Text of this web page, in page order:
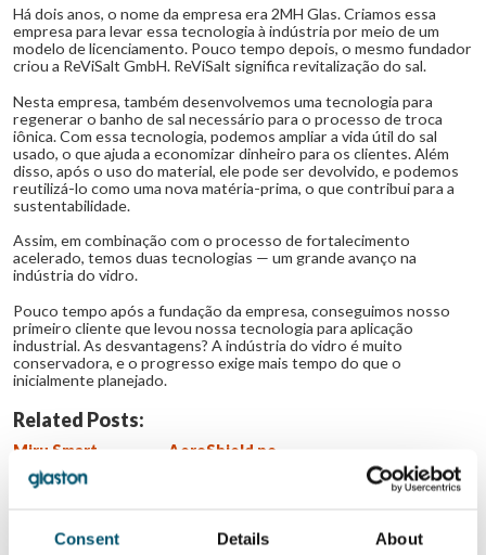
Consent Details About
Há dois anos, o nome da empresa era 2MH Glas. Criamos essa
empresa para levar essa tecnologia à indústria por meio de um
modelo de licenciamento. Pouco tempo depois, o mesmo fundador
criou a ReViSalt GmbH. ReViSalt significa revitalização do sal.
Nesta empresa, também desenvolvemos uma tecnologia para
regenerar o banho de sal necessário para o processo de troca
iônica. Com essa tecnologia, podemos ampliar a vida útil do sal
usado, o que ajuda a economizar dinheiro para os clientes. Além
disso, após o uso do material, ele pode ser devolvido, e podemos
reutilizá-lo como uma nova matéria-prima, o que contribui para a
sustentabilidade.
Assim, em combinação com o processo de fortalecimento
acelerado, temos duas tecnologias — um grande avanço na
indústria do vidro.
Pouco tempo após a fundação da empresa, conseguimos nosso
primeiro cliente que levou nossa tecnologia para aplicação
industrial. As desvantagens? A indústria do vidro é muito
conservadora, e o progresso exige mais tempo do que o
inicialmente planejado.
Related Posts:
Miru Smart
Technologies no
evento Step
AeroShield no
Change 2025